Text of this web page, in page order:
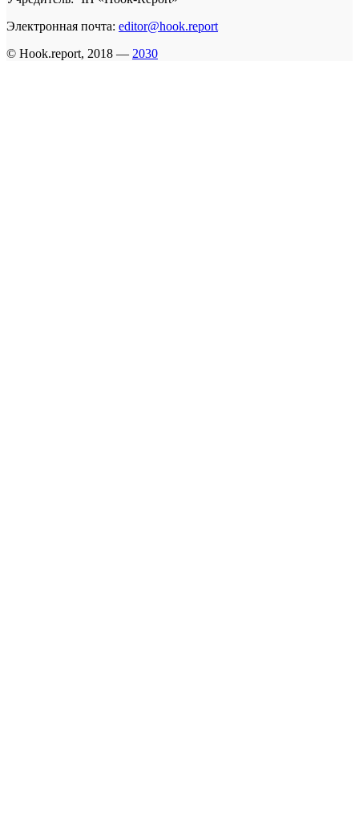
Электронная почта: editor@hook.report
© Hook.report, 2018 — 2030